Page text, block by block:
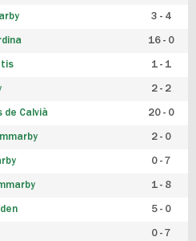
3 - 4
16 - 0
1 - 1
2 - 2
de Calvià 20 - 0
2 - 0
0 - 7
1 - 8
5 - 0
0 - 7